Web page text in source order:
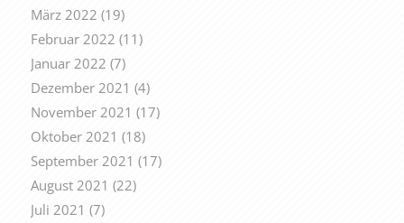
März 2022 (19)
Februar 2022 (11)
Januar 2022 (7)
Dezember 2021 (4)
November 2021 (17)
Oktober 2021 (18)
September 2021 (17)
August 2021 (22)
Juli 2021 (7)